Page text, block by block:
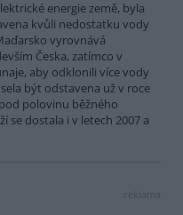
energie země, byla
kvůli nedostatku vody
vyrovnává
Česka, zatímco v
aby odklonili více vody
být odstavena už v roce
polovinu běžného
dostala i v letech 2007 a
reklama